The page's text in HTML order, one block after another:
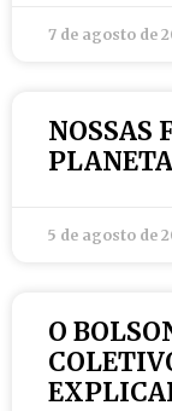
7 de agosto de
NOSSAS
5 de agosto de
O